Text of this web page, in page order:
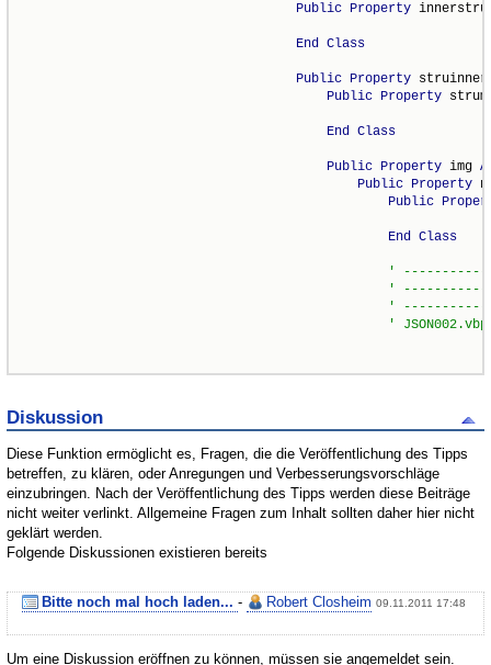
Public Property
End Class
Public Property
Public Property
End Class
Public Property img
Public Property
Public
End Class
'
'
' -------------
'
Diskussion
Diese Funktion ermöglicht es, Fragen, die die Veröffentlichung des Tipps
betreffen, zu klären, oder Anregungen und Verbesserungsvorschläge
einzubringen. Nach der Veröffentlichung des Tipps werden diese Beiträge
nicht weiter verlinkt. Allgemeine Fragen zum Inhalt sollten daher hier nicht
geklärt werden.
Folgende Diskussionen existieren bereits
Bitte noch mal hoch laden...- Robert Closheim 09.11.2011 17:48
Um eine Diskussion eröffnen zu können, müssen sie angemeldet sein.